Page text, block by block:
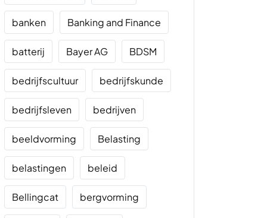
banken Banking and Finance
batterij Bayer AG BDSM
bedrijfscultuur bedrijfskunde
bedrijfsleven bedrijven
beeldvorming Belasting
belastingen beleid
Bellingcat bergvorming